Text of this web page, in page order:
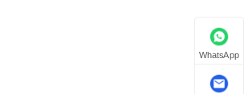
WhatsApp